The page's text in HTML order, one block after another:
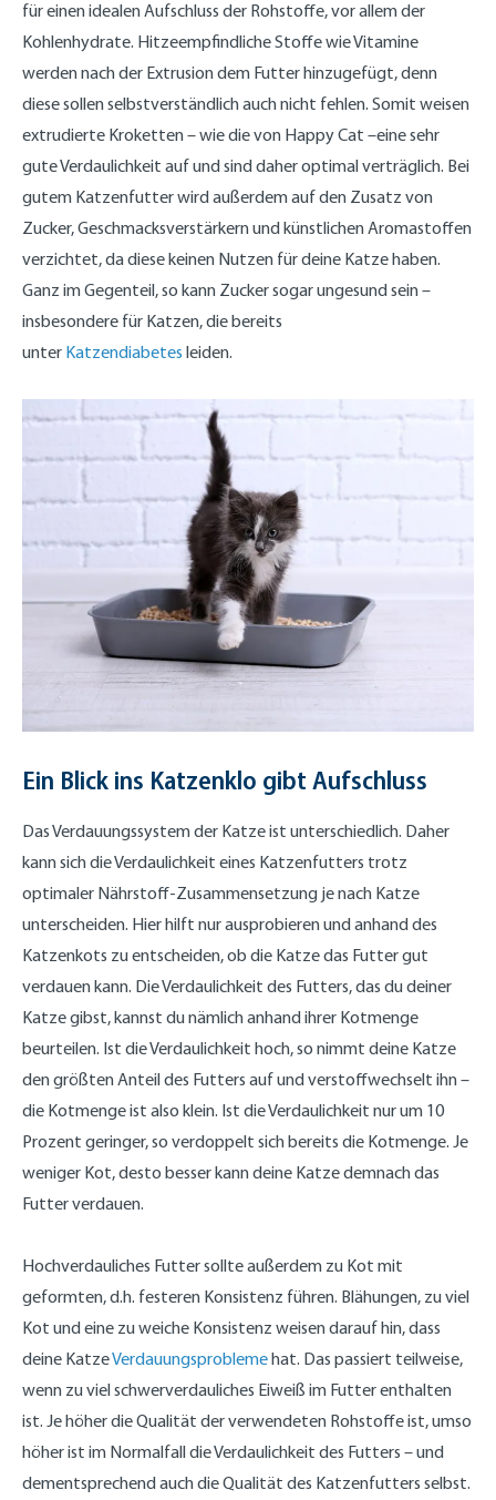
für einen idealen Aufschluss der Rohstoffe, vor allem der
Kohlenhydrate. Hitzeempfindliche Stoffe wie Vitamine
werden nach der Extrusion dem Futter hinzugefügt, denn
diese sollen selbstverständlich auch nicht fehlen. Somit weisen
extrudierte Kroketten – wie die von Happy Cat –eine sehr
gute Verdaulichkeit auf und sind daher optimal verträglich. Bei
gutem Katzenfutter wird außerdem auf den Zusatz von
Zucker, Geschmacksverstärkern und künstlichen Aromastoffen
verzichtet, da diese keinen Nutzen für deine Katze haben.
Ganz im Gegenteil, so kann Zucker sogar ungesund sein –
insbesondere für Katzen, die bereits
unter Katzendiabetes leiden.
Ein Blick ins Katzenklo gibt Aufschluss
Das Verdauungssystem der Katze ist unterschiedlich. Daher
kann sich die Verdaulichkeit eines Katzenfutters trotz
optimaler Nährstoff-Zusammensetzung je nach Katze
unterscheiden. Hier hilft nur ausprobieren und anhand des
Katzenkots zu entscheiden, ob die Katze das Futter gut
verdauen kann. Die Verdaulichkeit des Futters, das du deiner
Katze gibst, kannst du nämlich anhand ihrer Kotmenge
beurteilen. Ist die Verdaulichkeit hoch, so nimmt deine Katze
den größten Anteil des Futters auf und verstoffwechselt ihn –
die Kotmenge ist also klein. Ist die Verdaulichkeit nur um 10
Prozent geringer, so verdoppelt sich bereits die Kotmenge. Je
weniger Kot, desto besser kann deine Katze demnach das
Futter verdauen.
Hochverdauliches Futter sollte außerdem zu Kot mit
geformten, d.h. festeren Konsistenz führen. Blähungen, zu viel
Kot und eine zu weiche Konsistenz weisen darauf hin, dass
deine KatzeVerdauungsproblemehat. Das passiert teilweise,
wenn zu viel schwerverdauliches Eiweiß im Futter enthalten
ist. Je höher die Qualität der verwendeten Rohstoffe ist, umso
höher ist im Normalfall die Verdaulichkeit des Futters – und
dementsprechend auch die Qualität des Katzenfutters selbst.